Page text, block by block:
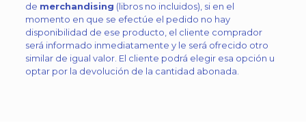
de merchandising (libros no incluidos), si en el
momento en que se efectúe el pedido no hay
disponibilidad de ese producto, el cliente comprador
será informado inmediatamente y le será ofrecido otro
similar de igual valor. El cliente podrá elegir esa opción u
optar por la devolución de la cantidad abonada.